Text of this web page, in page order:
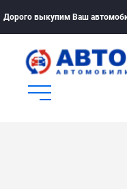
Дорого выкупим Ваш